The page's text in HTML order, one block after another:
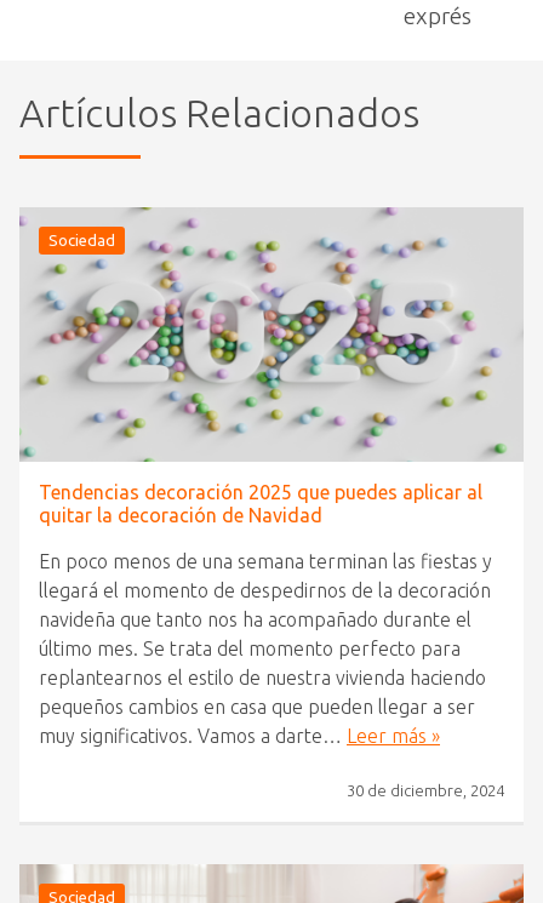
exprés
Artículos Relacionados
Sociedad
Tendencias decoración 2025 que puedes aplicar al
quitar la decoración de Navidad
En poco menos de una semana terminan las fiestas y
llegará el momento de despedirnos de la decoración
navideña que tanto nos ha acompañado durante el
último mes. Se trata del momento perfecto para
replantearnos el estilo de nuestra vivienda haciendo
pequeños cambios en casa que pueden llegar a ser
muy significativos. Vamos a darte… Leer más »
30 de diciembre, 2024
Sociedad